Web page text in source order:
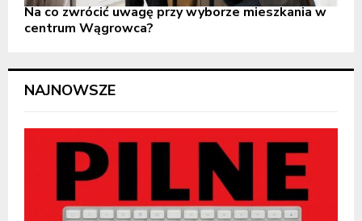
Na co zwrócić uwagę przy wyborze mieszkania w
centrum Wągrowca?
NAJNOWSZE